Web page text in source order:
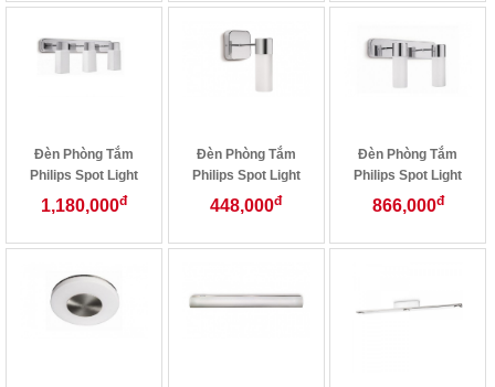
Đèn Phòng Tắm
Philips Spot Light
32046/11
1,180,000đ
Đèn Phòng Tắm
Philips Spot Light
32047/11
448,000đ
Đèn Phòng Tắm
Philips Spot Light
32048/11
866,000đ